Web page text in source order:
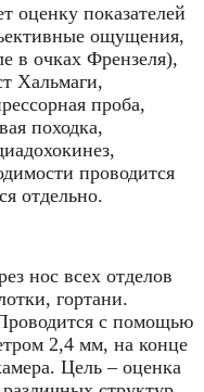
оценку показателей
ощущения,
в очках Френзеля),
Хальмаги,
проба,
походка,
проводится
отдельно.
нос всех отделов
гортани.
с помощью
2,4 мм, на конце
Цель – оценка